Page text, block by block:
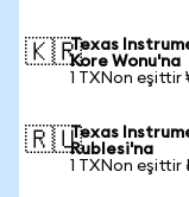
🇰🇷Texas
Kore Wonu'na
1 TXNon
🇷🇺Texas
Rublesi'na
1 TXNon eşittir